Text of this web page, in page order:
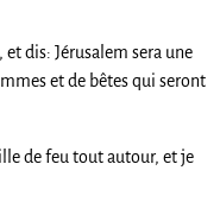
dis: Jérusalem sera une
et de bêtes qui seront
de feu tout autour, et je